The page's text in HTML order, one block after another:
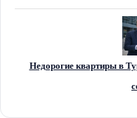
Недорогие квартиры в